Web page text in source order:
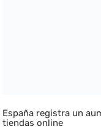
España registra un
tiendas online